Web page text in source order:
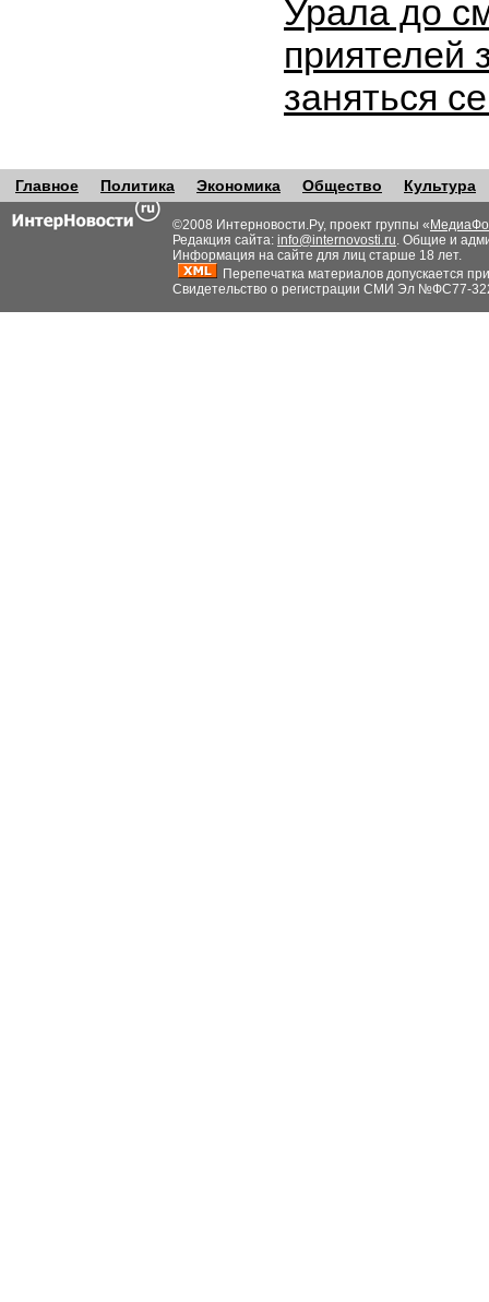
Урала до
приятелей
заняться
Главное Политика Экономика Общество Культура
©2008 Интерновости.Ру, проект группы «
Редакция сайта: info@internovosti.ru. Общие и
Информация на сайте для лиц старше 18 лет.
Перепечатка материалов допускается
Свидетельство о регистрации СМИ Эл №ФС77-